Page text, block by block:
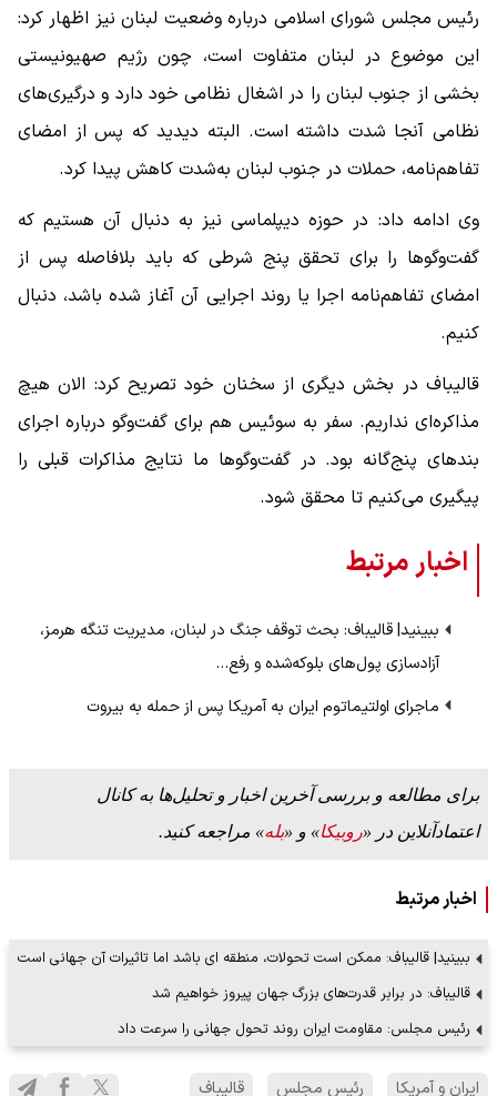
رئیس مجلس شورای اسلامی درباره وضعیت لبنان نیز اظهار کرد:
این موضوع در لبنان متفاوت است، چون رژیم صهیونیستی
بخشی از جنوب لبنان را در اشغال نظامی خود دارد و درگیری‌های
نظامی آنجا شدت داشته است. البته دیدید که پس از امضای
تفاهم‌نامه، حملات در جنوب لبنان به‌شدت کاهش پیدا کرد.
وی ادامه داد: در حوزه دیپلماسی نیز به دنبال آن هستیم که
گفت‌وگوها را برای تحقق پنج شرطی که باید بلافاصله پس از
امضای تفاهم‌نامه اجرا یا روند اجرایی آن آغاز شده باشد، دنبال
کنیم.
قالیباف در بخش دیگری از سخنان خود تصریح کرد: الان هیچ
مذاکره‌ای نداریم. سفر به سوئیس هم برای گفت‌وگو درباره اجرای
بندهای پنج‌گانه بود. در گفت‌وگوها ما نتایج مذاکرات قبلی را
پیگیری می‌کنیم تا محقق شود.
اخبار مرتبط
ببینید| قالیباف: بحث توقف جنگ در لبنان، مدیریت تنگه هرمز،
آزادسازی پول‌های بلوکه‌شده و رفع…
ماجرای اولتیماتوم ایران به آمریکا پس از حمله به بیروت
برای مطالعه و بررسی آخرین اخبار و تحلیل‌ها به کانال
اعتمادآنلاین در «روبیکا» و «بله» مراجعه کنید.
اخبار مرتبط
ببینید| قالیباف: ممکن است تحولات، منطقه ای باشد اما تاثیرات آن جهانی است
قالیباف: در برابر قدرت‌های بزرگ جهان پیروز خواهیم شد
رئیس مجلس: مقاومت ایران روند تحول جهانی را سرعت داد
ایران و آمریکا رئیس مجلس قالیباف